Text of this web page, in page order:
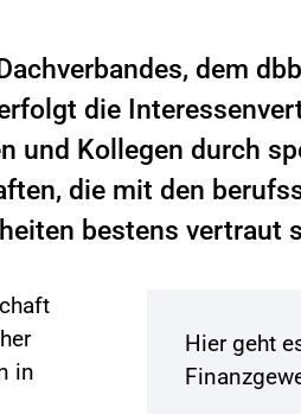
dem
die
und Kollegen durch
die mit den
bestens vertraut
in
Hier geht